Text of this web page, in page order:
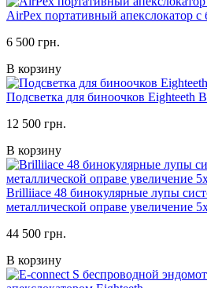
AirPex портативный апекслокатор с
6 500 грн.
В корзину
Подсветка для биноочков Eighteeth
12 500 грн.
В корзину
Brilliiace 48 бинокулярные лупы
металлической оправе увеличение
44 500 грн.
В корзину